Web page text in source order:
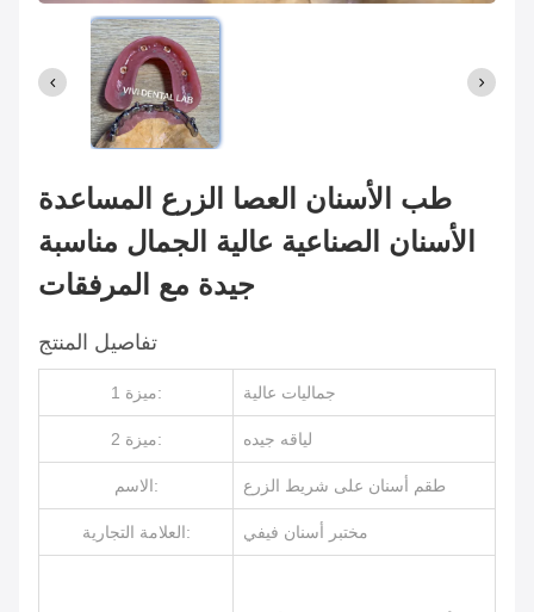
طب الأسنان العصا الزرع المساعدة
الأسنان الصناعية عالية الجمال مناسبة
جيدة مع المرفقات
تفاصيل المنتج
ميزة 1: جماليات عالية
ميزة 2: لياقه جيده
الاسم: طقم أسنان على شريط الزرع
العلامة التجارية: مختبر أسنان فيفي